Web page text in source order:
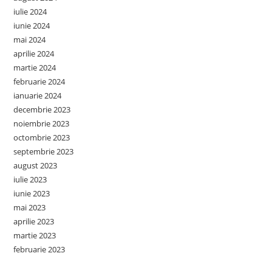
iulie 2024
iunie 2024
mai 2024
aprilie 2024
martie 2024
februarie 2024
ianuarie 2024
decembrie 2023
noiembrie 2023
octombrie 2023
septembrie 2023
august 2023
iulie 2023
iunie 2023
mai 2023
aprilie 2023
martie 2023
februarie 2023